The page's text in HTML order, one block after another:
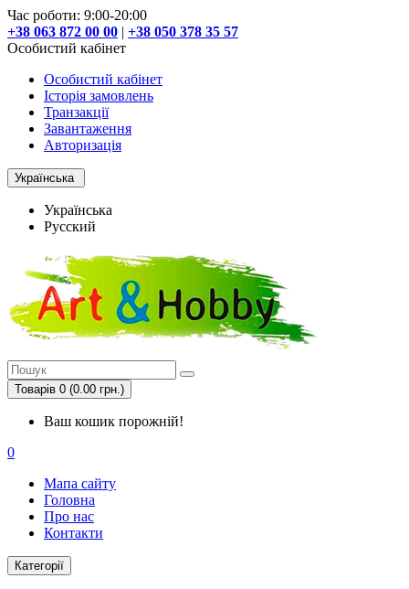
Час роботи: 9:00-20:00
+38 063 872 00 00 | +38 050 378 35 57
Особистий кабінет
Особистий кабінет
Історія замовлень
Транзакції
Завантаження
Авторизація
Українська
Українська
Русский
Товарів 0 (0.00 грн.)
Ваш кошик порожній!
0
Мапа сайту
Головна
Про нас
Контакти
Категорії